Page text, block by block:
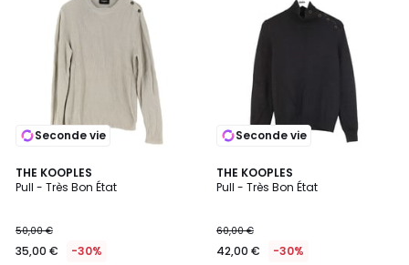
réduction
appliquée.
Seconde vie
THE KOOPLES
Pull - Très Bon État
50,00 €
35,00 € -30%
Seconde vie
THE KOOPLES
Pull - Très Bon État
60,00 €
42,00 € -30%